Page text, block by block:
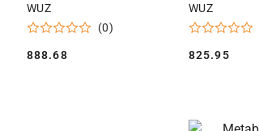
WUZ
(0)
Cena:
888.68
WUZ
Cena:
825.95